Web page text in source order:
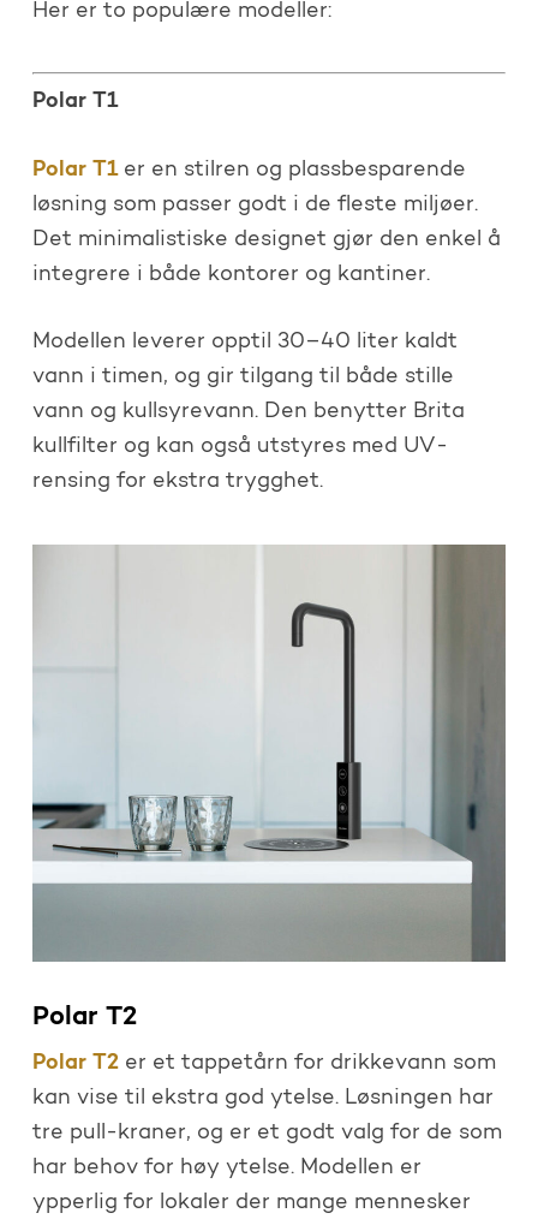
Her er to populære modeller:
Polar T1
Polar T1er en stilren og plassbesparende
løsning som passer godt i de fleste miljøer.
Det minimalistiske designet gjør den enkel å
integrere i både kontorer og kantiner.
Modellen leverer opptil 30–40 liter kaldt
vann i timen, og gir tilgang til både stille
vann og kullsyrevann. Den benytter Brita
kullfilter og kan også utstyres med UV-
rensing for ekstra trygghet.
Polar T2
Polar T2er et tappetårn for drikkevann som
kan vise til ekstra god ytelse. Løsningen har
tre pull-kraner, og er et godt valg for de som
har behov for høy ytelse. Modellen er
ypperlig for lokaler der mange mennesker